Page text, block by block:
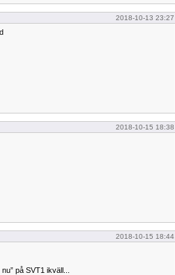
2018-10-13 23:27
2018-10-15 18:38
2018-10-15 18:44
på SVT1 ikväll...